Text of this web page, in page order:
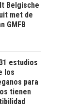
Belgische
met de
GMFB
estudios
los
para
tienen